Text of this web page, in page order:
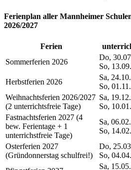
Ferienplan aller Mannheimer
2026/2027
Ferien
Sommerferien 2026
Do,
So,
Herbstferien 2026
Sa,
So,
Weihnachtsferien 2026/2027
(2 unterrichtsfreie Tage)
Sa,
So,
Fastnachtsferien 2027 (4
bew. Ferientage + 1
unterrichstfreie Tage)
Sa,
So,
Osterferien 2027
(Gründonnerstag schulfrei!)
Do,
So,
Sa,